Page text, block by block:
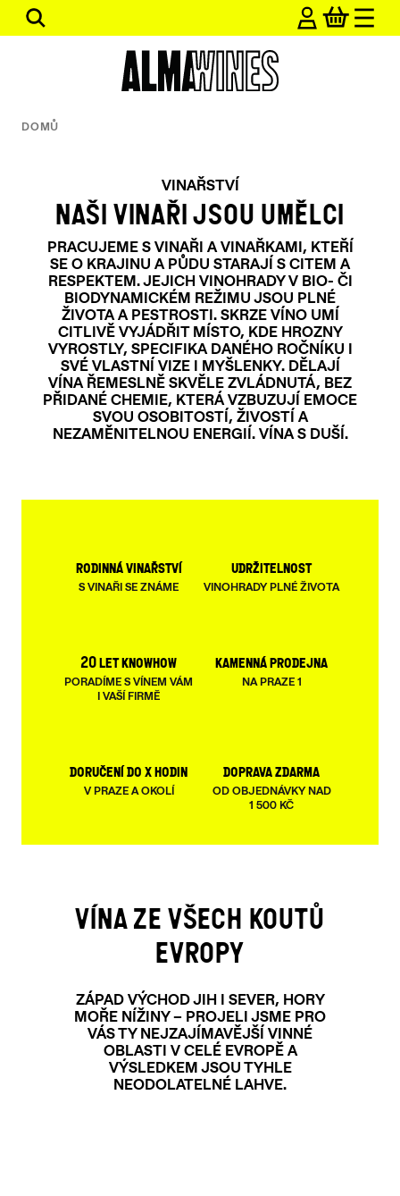
Přejít
Hledat
DOMŮ
VINAŘSTVÍ
NAŠI VINAŘI JSOU UMĚLCI
PRACUJEME S VINAŘI A VINAŘKAMI, KTEŘÍ
SE O KRAJINU A PŮDU STARAJÍ S CITEM A
RESPEKTEM. JEJICH VINOHRADY V BIO- ČI
BIODYNAMICKÉM REŽIMU JSOU PLNÉ
ŽIVOTA A PESTROSTI. SKRZE VÍNO UMÍ
CITLIVĚ VYJÁDŘIT MÍSTO, KDE HROZNY
VYROSTLY, SPECIFIKA DANÉHO ROČNÍKU I
SVÉ VLASTNÍ VIZE I MYŠLENKY. DĚLAJÍ
VÍNA ŘEMESLNĚ SKVĚLE ZVLÁDNUTÁ, BEZ
PŘIDANÉ CHEMIE, KTERÁ VZBUZUJÍ EMOCE
SVOU OSOBITOSTÍ, ŽIVOSTÍ A
NEZAMĚNITELNOU ENERGIÍ. VÍNA S DUŠÍ.
rodinná vinařství
S VINAŘI SE ZNÁME
udržitelnost
VINOHRADY PLNÉ ŽIVOTA
20 let knowhow
PORADÍME S VÍNEM VÁM
I VAŠÍ FIRMĚ
kamenná prodejna
NA PRAZE 1
doručení do x hodin
V PRAZE A OKOLÍ
doprava zdarma
OD OBJEDNÁVKY NAD
1 500 KČ
VÍNA ZE VŠECH KOUTŮ
EVROPY
ZÁPAD VÝCHOD JIH I SEVER, HORY
MOŘE NÍŽINY – PROJELI JSME PRO
VÁS TY NEJZAJÍMAVĚJŠÍ VINNÉ
OBLASTI V CELÉ EVROPĚ A
VÝSLEDKEM JSOU TYHLE
NEODOLATELNÉ LAHVE.